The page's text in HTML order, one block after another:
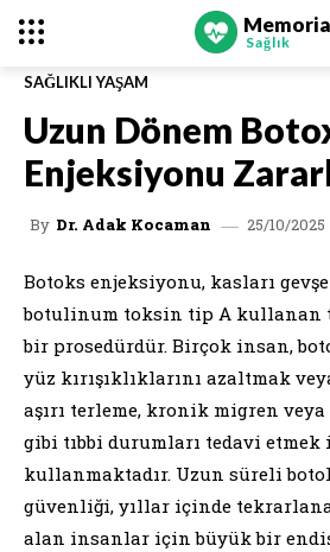
Sağlık
SAĞLIKLI YAŞAM
Uzun Dönem
Enjeksiyonu
By Dr. Adak Kocaman 25/10/2025
Botoks enjeksiyonu, kasları
botulinum toksin tip A kullanan
bir prosedürdür. Birçok insan,
yüz kırışıklıklarını azaltmak
aşırı terleme, kronik migren
gibi tıbbi durumları tedavi etmek
kullanmaktadır. Uzun süreli
güvenliği, yıllar içinde
alan insanlar için büyük bir